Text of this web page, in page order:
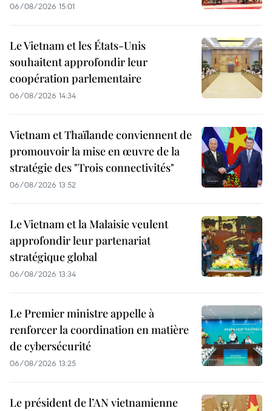
06/08/2026 15:01
Le Vietnam et les États-Unis
souhaitent approfondir leur
coopération parlementaire
06/08/2026 14:34
Vietnam et Thaïlande conviennent de
promouvoir la mise en œuvre de la
stratégie des "Trois connectivités"
06/08/2026 13:52
Le Vietnam et la Malaisie veulent
approfondir leur partenariat
stratégique global
06/08/2026 13:34
Le Premier ministre appelle à
renforcer la coordination en matière
de cybersécurité
06/08/2026 13:25
Le président de l’AN vietnamienne